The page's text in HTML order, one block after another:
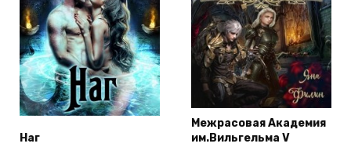
Наг
Межрасовая Академия
им.Вильгельма V